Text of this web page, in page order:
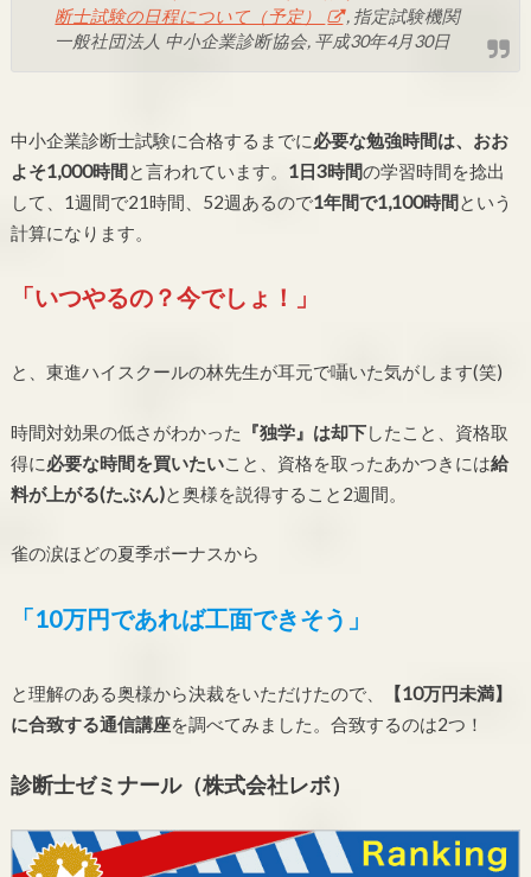
断士試験の日程について（予定）
, 指定試験機関
一般社団法人 中小企業診断協会, 平成30年4月30日
中小企業診断士試験に合格するまでに必要な勉強時間は、おお
よそ1,000時間と言われています。 1日3時間の学習時間を捻出
して、1週間で21時間、52週あるので1年間で1,100時間という
計算になります。
「いつやるの？今でしょ！」
と、東進ハイスクールの林先生が耳元で囁いた気がします(笑)
時間対効果の低さがわかった 『独学』は却下したこと、資格取
得に必要な時間を買いたいこと、資格を取ったあかつきには給
料が上がる(たぶん)と奥様を説得すること2週間。
雀の涙ほどの夏季ボーナスから
「10万円であれば工面できそう」
と理解のある奥様から決裁をいただけたので、
【10万円未満】
に合致する通信講座を調べてみました。合致するのは2つ！
診断士ゼミナール（株式会社レボ）